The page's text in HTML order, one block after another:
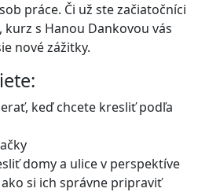
práce. Či už ste začiatočníci
s Hanou Dankovou vás
nové zážitky.
keď chcete kresliť podľa
domy a ulice v perspektíve
si ich správne pripraviť